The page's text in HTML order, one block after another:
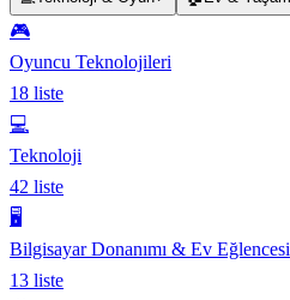
🎮
Oyuncu Teknolojileri
18 liste
💻
Teknoloji
42 liste
🖥️
Bilgisayar Donanımı & Ev Eğlencesi
13 liste